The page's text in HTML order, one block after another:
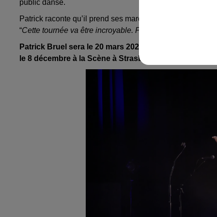
public danse.
Patrick raconte qu’il prend ses marques avant sa
“Cette tournée va être incroyable. Prenez soin de vous et
Patrick Bruel sera le 20 mars 2024 au Zénith de
le 8 décembre à la Scène à Strasbourg.